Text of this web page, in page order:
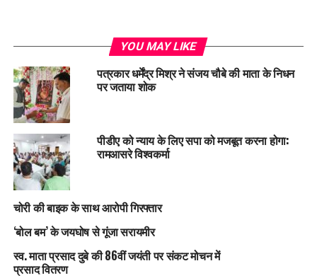
YOU MAY LIKE
पत्रकार धर्मेंद्र मिश्र ने संजय चौबे की माता के निधन
पर जताया शोक
पीडीए को न्याय के लिए सपा को मजबूत करना होगा:
रामआसरे विश्वकर्मा
चोरी की बाइक के साथ आरोपी गिरफ्तार
‘बोल बम’ के जयघोष से गूंजा सरायमीर
स्व. माता प्रसाद दुबे की 86वीं जयंती पर संकट मोचन में
प्रसाद वितरण